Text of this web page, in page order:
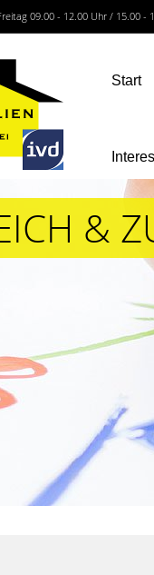
09.00 - 12.00 Uhr / 15.00 -
Start
&